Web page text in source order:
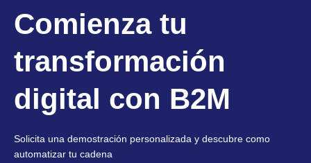
Comienza tu
transformación
digital con B2M
Solicita una demostración personalizada y descubre como
automatizar tu cadena